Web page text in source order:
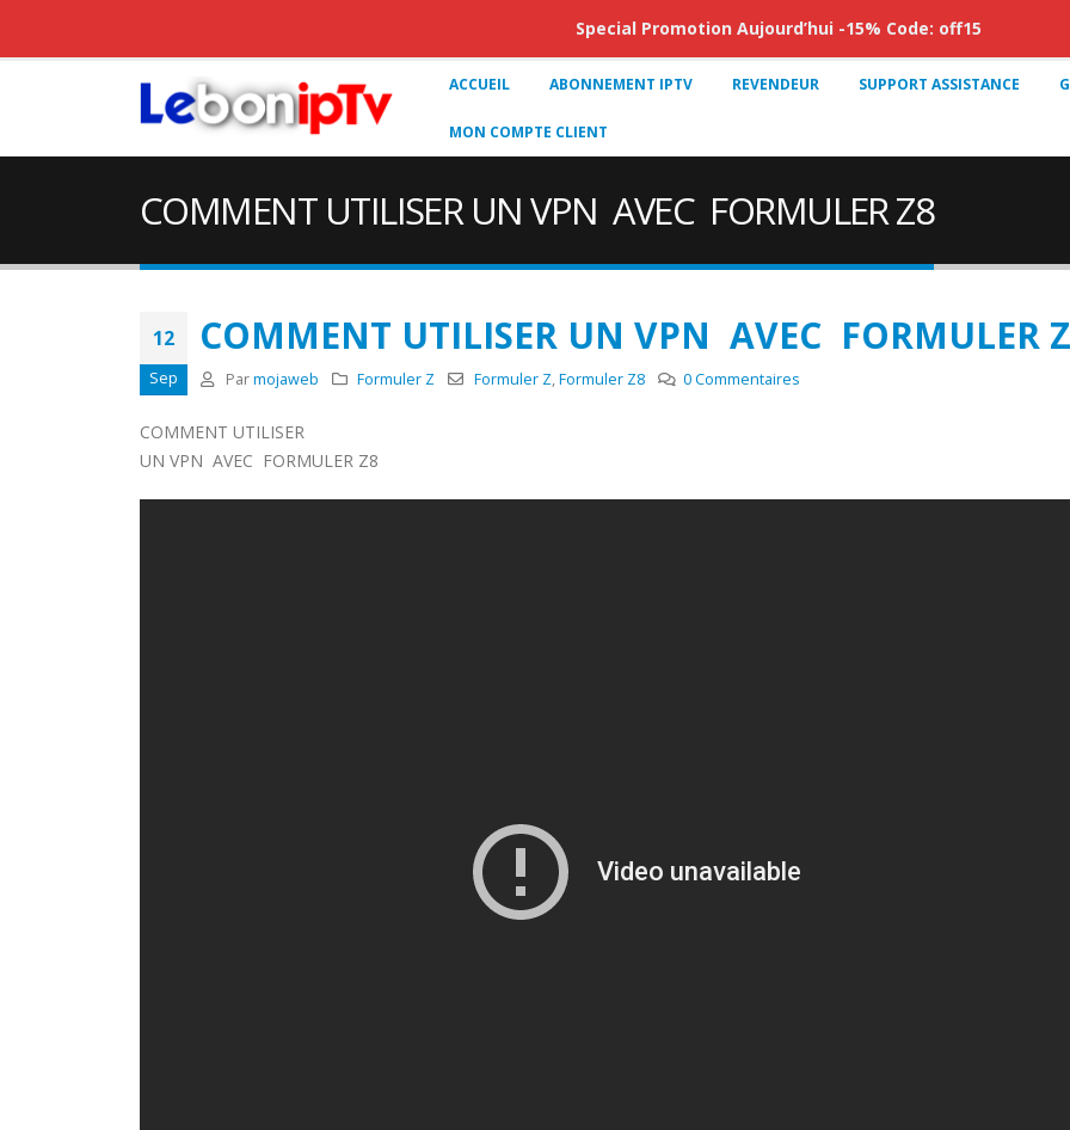
ACCUEIL ABONNEMENT IPTV REVENDEUR SUPPORT ASSISTANCE
MON COMPTE CLIENT
COMMENT UTILISER UN VPN AVEC FORMULER Z8
12
Sep
COMMENT UTILISER UN VPN AVEC FORMULER
Par mojaweb Formuler Z Formuler Z,Formuler Z8 0 Commentaires
COMMENT UTILISER
UN VPN AVEC FORMULER Z8
Special Promotion Aujourd’hui -15% Code: off15